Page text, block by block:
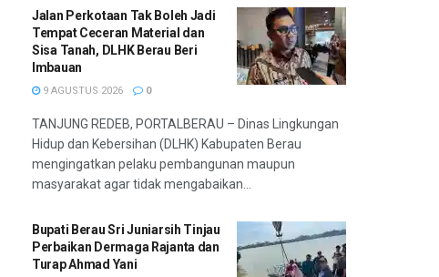
Jalan Perkotaan Tak Boleh Jadi
Tempat Ceceran Material dan
Sisa Tanah, DLHK Berau Beri
Imbauan
9 AGUSTUS 2026 0
TANJUNG REDEB, PORTALBERAU – Dinas Lingkungan
Hidup dan Kebersihan (DLHK) Kabupaten Berau
mengingatkan pelaku pembangunan maupun
masyarakat agar tidak mengabaikan...
Bupati Berau Sri Juniarsih Tinjau
Perbaikan Dermaga Rajanta dan
Turap Ahmad Yani